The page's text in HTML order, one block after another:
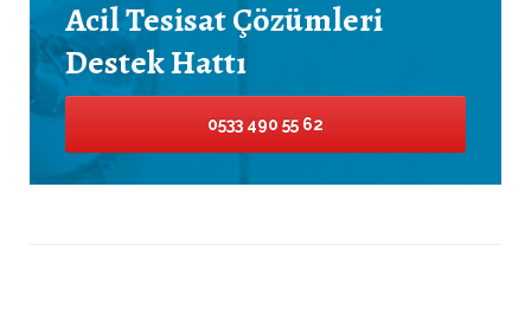
Acil Tesisat Çözümleri
Destek Hattı
0533 490 55 62